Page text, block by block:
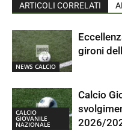
ARTICOLI CORRELATI
NEWS CALCIO
gironi
CALCIO
GIOVANILE
NAZIONALE
Calcio
2026/